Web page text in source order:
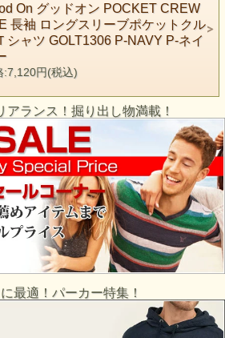
On グッドオン POCKET CREW
長袖 ロングスリーブポケットクル
シャツ GOLT1306 P-NAVY P-ネイ
:7,120円(税込)
ランス！掘り出し物満載！
最適！パーカー特集！